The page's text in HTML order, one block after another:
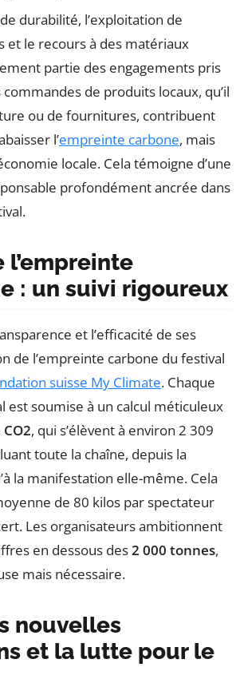
durabilité, l’exploitation de
et le recours à des matériaux
partie des engagements pris
de produits locaux, qu’il
ou de fournitures, contribuent
l’empreinte carbone, mais
locale. Cela témoigne d’une
profondément ancrée dans
l’empreinte
: un suivi rigoureux
et l’efficacité de ses
de l’empreinte carbone du festival
suisse My Climate. Chaque
est soumise à un calcul méticuleux
, qui s’élèvent à environ 2 309
toute la chaîne, depuis la
la manifestation elle-même. Cela
de 80 kilos par spectateur
Les organisateurs ambitionnent
en dessous des2 000 tonnes,
mais nécessaire.
nouvelles
et la lutte pour le